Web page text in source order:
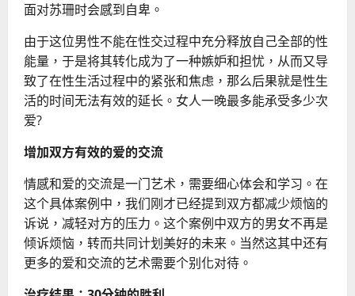
面对苏珊时会感到自卑。
由于这位男性不能在性交过程中充分释放自己全部的性
能量，于是将其转化成为了一种嫉妒和担忧，从而又导
致了在性生活过程中的紧张和焦虑，那么后果就是性生
活的时间无法有效的延长。 女人一晚最多能承受多少次
爱?
增加双方有效的爱的交流
情感和爱的交流是一门艺术，需要细心体会和学习。在
这个具体案例中，我们刚才已经提到双方都减少烦恼的
诉说，减轻对方的压力。这个案例中双方的男女不再是
倾诉烦恼，转而共同计划美好的未来。当然这其中还有
更多的爱和交流的艺术需要个别化对待。